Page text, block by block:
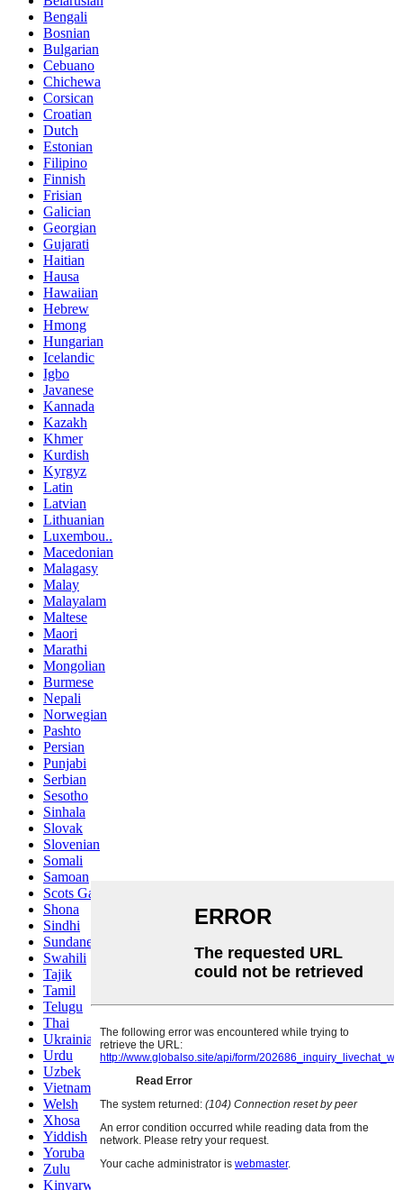
Bengali
Bosnian
Bulgarian
Cebuano
Chichewa
Corsican
Croatian
Dutch
Estonian
Filipino
Finnish
Frisian
Galician
Georgian
Gujarati
Haitian
Hausa
Hawaiian
Hebrew
Hmong
Hungarian
Icelandic
Igbo
Javanese
Kannada
Kazakh
Khmer
Kurdish
Kyrgyz
Latin
Latvian
Lithuanian
Luxembou..
Macedonian
Malagasy
Malay
Malayalam
Maltese
Maori
Marathi
Mongolian
Burmese
Nepali
Norwegian
Pashto
Persian
Punjabi
Serbian
Sesotho
Sinhala
Slovak
Slovenian
Somali
Samoan
Scots Gaelic
Shona
Sindhi
Sundanese
Swahili
Tajik
Tamil
Telugu
Thai
Ukrainian
Urdu
Uzbek
Vietnamese
Welsh
Xhosa
Yiddish
Yoruba
Zulu
Kinyarwanda